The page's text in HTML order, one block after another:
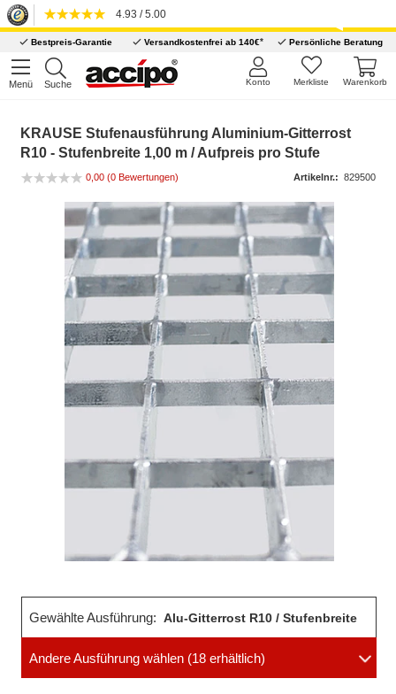
4.93 / 5.00
Bestpreis-Garantie Versandkostenfrei ab 140€* Persönliche Beratung
Menü Suche Warenkorb
Merkliste
Konto
KRAUSE Stufenausführung Aluminium-Gitterrost
R10 - Stufenbreite 1,00 m / Aufpreis pro Stufe
0,00 (0 Bewertungen) Artikelnr.: 829500
Gewählte Ausführung: Alu-Gitterrost R10 / Stufenbreite
1,00 m
Andere Ausführung wählen (18 erhältlich)